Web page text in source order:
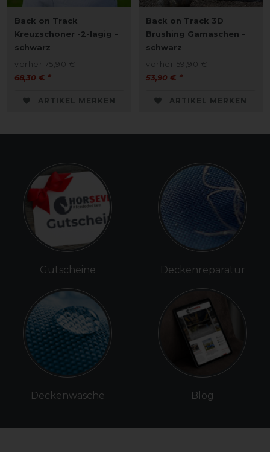
Back on Track
Kreuzschoner -2-lagig -
schwarz
vorher 75,90 €
68,30 € *
ARTIKEL MERKEN
Back on Track 3D
Brushing Gamaschen -
schwarz
vorher 59,90 €
53,90 € *
ARTIKEL MERKEN
Gutscheine
Deckenwäsche
Deckenreparatur
Blog